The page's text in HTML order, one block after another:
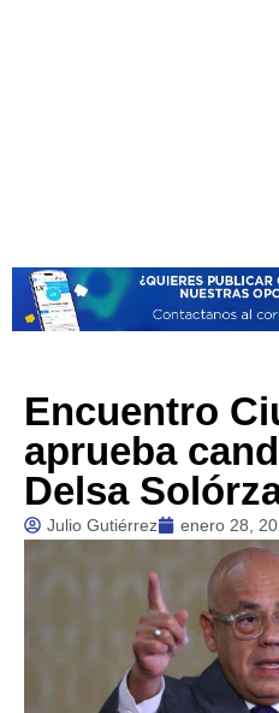
Encuentro
aprueba
Delsa
Julio Gutiérrez enero 28,